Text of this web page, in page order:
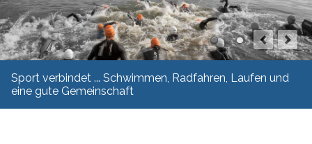
Sport verbindet ... Schwimmen, Radfahren, Laufen und
eine gute Gemeinschaft